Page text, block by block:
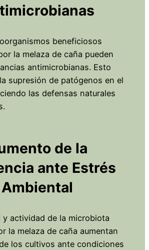
beneficiosos
la melaza de caña pueden
antimicrobianas. Esto
supresión de patógenos en el
las defensas naturales
de la
ante Estrés
Ambiental
y actividad de la microbiota
la melaza de caña aumentan
los cultivos ante condiciones